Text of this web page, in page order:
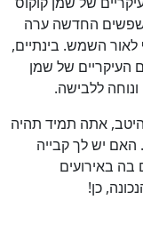
החדשה ערה
השמש. בינתיים,
ללבישה.
אתה תמיד תהיה
האם יש לך קבייה
באירועים
כן!